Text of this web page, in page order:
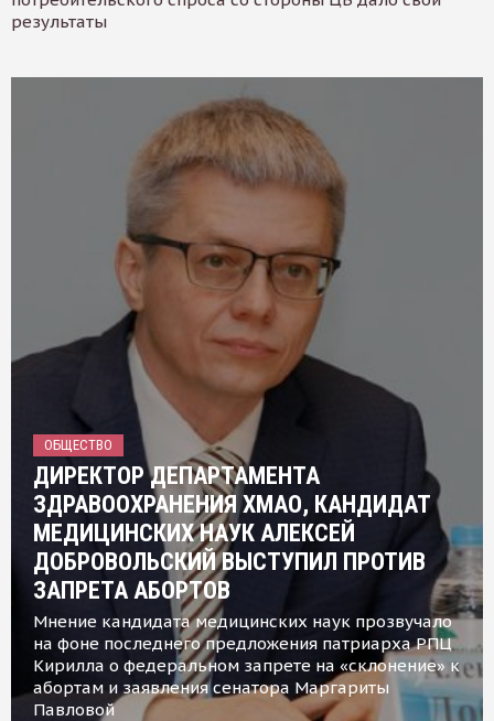
результаты
ОБЩЕСТВО
ДИРЕКТОР ДЕПАРТАМЕНТА
ЗДРАВООХРАНЕНИЯ ХМАО, КАНДИДАТ
МЕДИЦИНСКИХ НАУК АЛЕКСЕЙ
ДОБРОВОЛЬСКИЙ ВЫСТУПИЛ ПРОТИВ
ЗАПРЕТА АБОРТОВ
Мнение кандидата медицинских наук прозвучало
на фоне последнего предложения патриарха РПЦ
Кирилла о федеральном запрете на «склонение» к
абортам и заявления сенатора Маргариты
Павловой